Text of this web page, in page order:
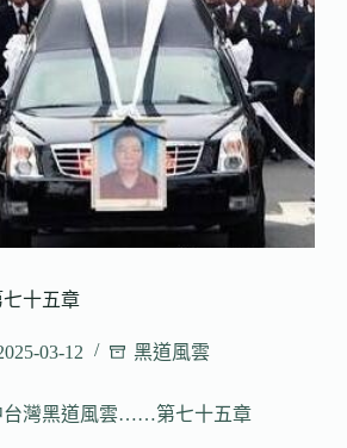
十五章
03-12 黑道風雲
台灣黑道風雲……第七十五章